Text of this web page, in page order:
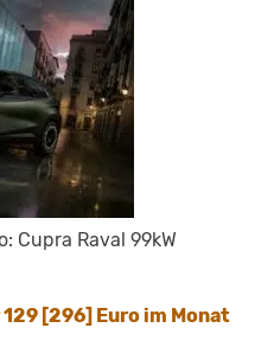
Cupra Raval 99kW
[296] Euro im Monat